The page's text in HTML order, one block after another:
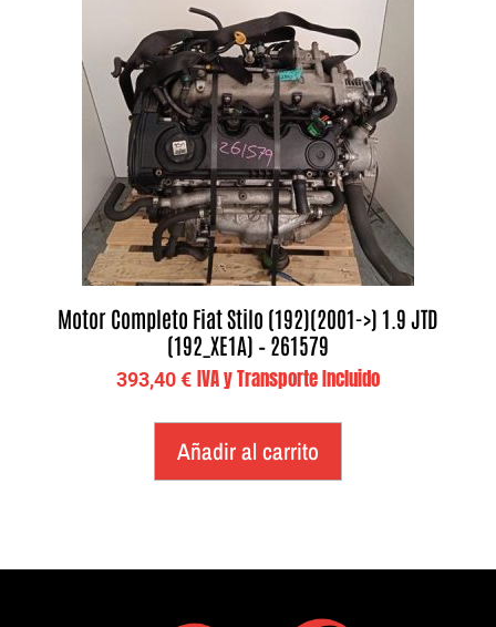
Motor Completo Fiat Stilo (192)(2001->) 1.9 JTD
(192_XE1A) – 261579
393,40€ IVA y Transporte Incluido
Añadir al carrito